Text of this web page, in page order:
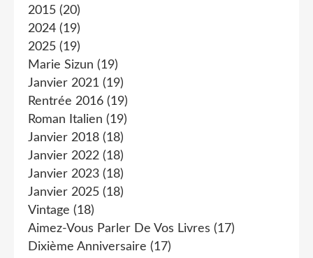
2015 (20)
2024 (19)
2025 (19)
Marie Sizun (19)
Janvier 2021 (19)
Rentrée 2016 (19)
Roman Italien (19)
Janvier 2018 (18)
Janvier 2022 (18)
Janvier 2023 (18)
Janvier 2025 (18)
Vintage (18)
Aimez-Vous Parler De Vos Livres (17)
Dixième Anniversaire (17)